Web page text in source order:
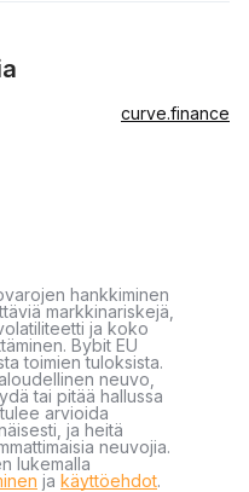
curve.finance
hankkiminen
markkinariskejä,
ja koko
Bybit EU
toimien tuloksista.
neuvo,
tai pitää hallussa
arvioida
ja heitä
neuvojia.
lukemalla
ja käyttöehdot.